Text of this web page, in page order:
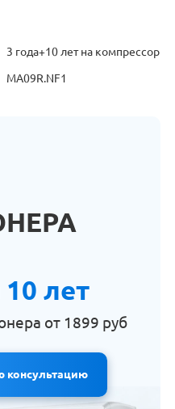
3 года+10 лет на компрессор
MA09R.NF1
10 лет
от 1899 руб
консультацию